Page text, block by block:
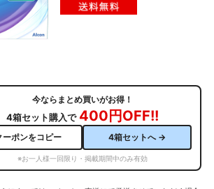
今ならまとめ買いがお得！
4箱セット購入で 400円OFF!!
ーポンをコピー 4箱セットへ →
※お一人様一回限り・掲載期間中のみ有効